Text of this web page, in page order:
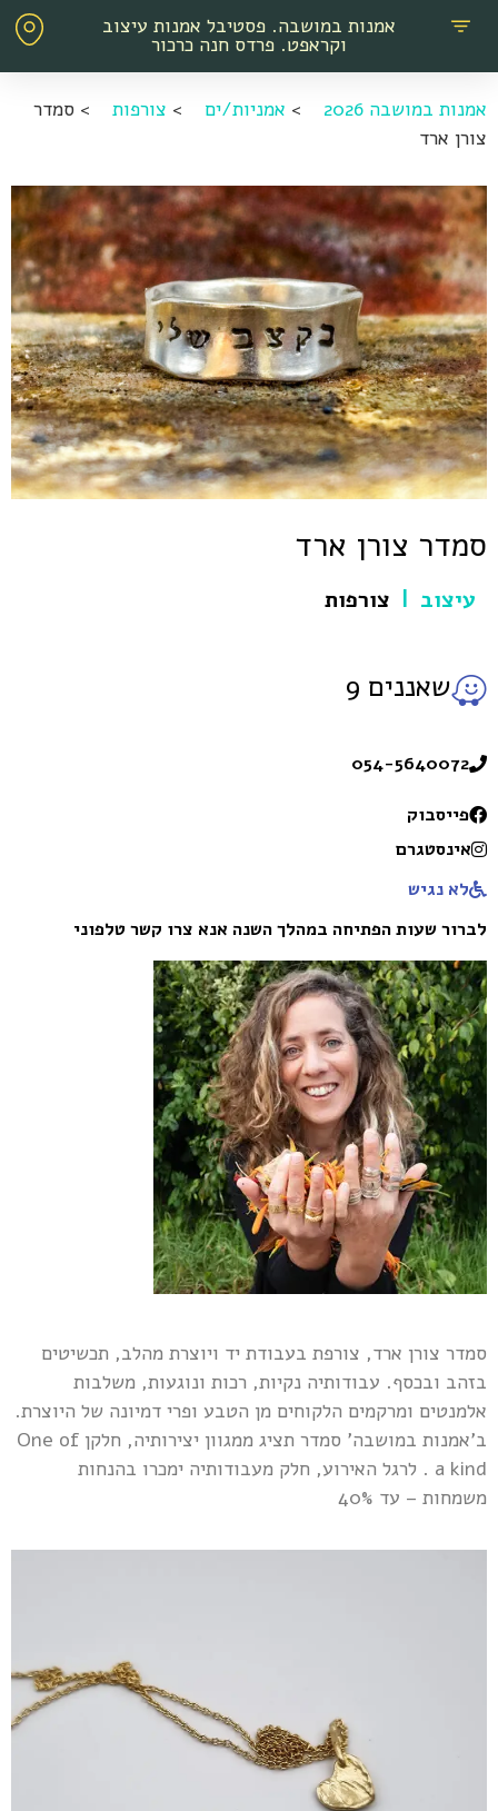
אמנות במושבה. פסטיבל אמנות עיצוב
וקראפט. פרדס חנה כרכור
אמנות במושבה 2026 > אמניות/ים > צורפות > סמדר
צורן ארד
סמדר צורן ארד
עיצוב | צורפות
שאננים 9
054-5640072
פייסבוק
אינסטגרם
לא נגיש
לברור שעות הפתיחה במהלך השנה אנא צרו קשר טלפוני
סמדר צורן ארד, צורפת בעבודת יד ויוצרת מהלב, תכשיטים
בזהב ובכסף. עבודותיה נקיות, רכות ונוגעות, משלבות
אלמנטים ומרקמים הלקוחים מן הטבע ופרי דמיונה של היוצרת.
ב'אמנות במושבה' סמדר תציג ממגוון יצירותיה, חלקן One of
a kind . לרגל האירוע, חלק מעבודותיה ימכרו בהנחות
משמחות – עד 40%